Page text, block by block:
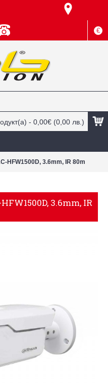
€
- 0,00€ (0,00 лв.)
HFW1500D, 3.6mm, IR 80m
3.6mm, IR